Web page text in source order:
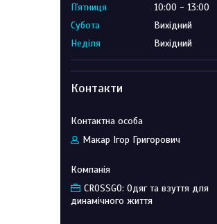
Пʼятниця
10:00
13:00
Субота
Вихідний
Неділя
Вихідний
Контакти
Макар Ігор Григорович
CROSSGO: Одяг та взуття для
динамічного життя